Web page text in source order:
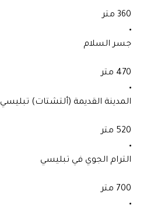
360 متر
جسر السلام
470 متر
المدينة القديمة (ألتشتات) تبليسي
520 متر
الترام الجوي في تبليسي
700 متر